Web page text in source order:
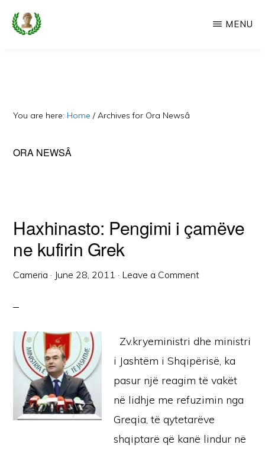
Skip
Faqe
Dedikuar
MENU
You are here: Home / Archives for Ora Newsâ
ORA NEWSÂ
Haxhinasto: Pengimi i çamëve
ne kufirin Grek
Cameria · June 28, 2011 · Leave a Comment
Zv.kryeministri dhe ministri
i Jashtëm i Shqipërisë, ka
pasur një reagim të vakët
në lidhje me refuzimin nga
Greqia, të qytetarëve
shqiptarë që kanë lindur në